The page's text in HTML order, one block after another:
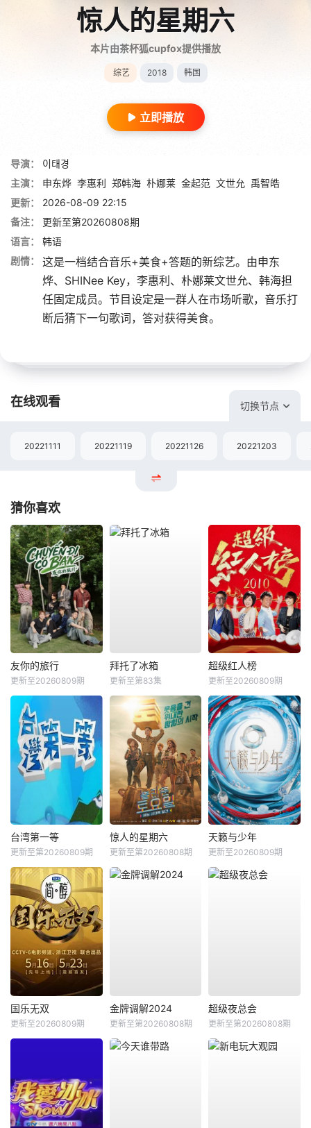
惊人的星期六
本片由茶杯狐cupfox提供播放
综艺 2018 韩国
立即播放
导演：
이태경
主演：
申东烨 李惠利 郑韩海 朴娜莱 金起范 文世允 禹智皓
更新：
2026-08-09 22:15
备注：
更新至第20260808期
语言：
韩语
剧情：
这是一档结合音乐+美食+答题的新综艺。由申东
烨、SHINee Key，李惠利、朴娜莱文世允、韩海担
任固定成员。节目设定是一群人在市场听歌，音乐打
断后猜下一句歌词，答对获得美食。
在线观看 切换节点
20221111 20221119 20221126 20221203
猜你喜欢
友你的旅行
更新至20260809期
拜托了冰箱
更新至第83集
超级红人榜
更新至20260809期
台湾第一等
更新至第20260809期
惊人的星期六
更新至第20260808期
天籁与少年
更新至20260809期
国乐无双
更新至20260809期
金牌调解2024
更新至第20260808期
超级夜总会
更新至第20260808期